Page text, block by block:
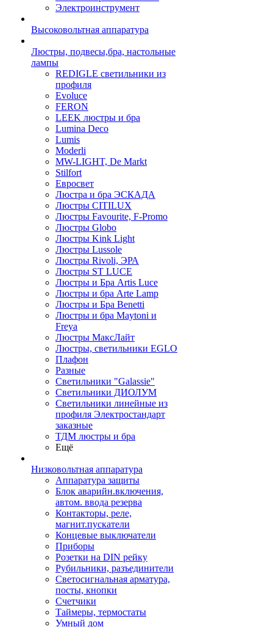
Электроинструмент
Высоковольтная аппаратура
Люстры, подвесы,бра, настольные
лампы
REDIGLE светильники из
профиля
Evoluce
FERON
LEEK люстры и бра
Lumina Deco
Lumis
Moderli
MW-LIGHT, De Markt
Stilfort
Евросвет
Люстра и бра ЭСКАДА
Люстры CITILUX
Люстры Favourite, F-Promo
Люстры Globo
Люстры Kink Light
Люстры Lussole
Люстры Rivoli, ЭРА
Люстры ST LUCE
Люстры и Бра Artis Luce
Люстры и бра Arte Lamp
Люстры и Бра Benetti
Люстры и бра Maytoni и
Freya
Люстры МаксЛайт
Люстры, светильники EGLO
Плафон
Разные
Светильники "Galassie"
Светильники ДИОЛУМ
Светильники линейные из
профиля Электростандарт
заказные
ТДМ люстры и бра
Ещё
Низковольтная аппаратура
Аппаратура защиты
Блок аварийн.включения,
автом. ввода резерва
Контакторы, реле,
магнит.пускатели
Концевые выключатели
Приборы
Розетки на DIN рейку
Рубильники, разъединители
Светосигнальная арматура,
посты, кнопки
Счетчики
Таймеры, термостаты
Умный дом